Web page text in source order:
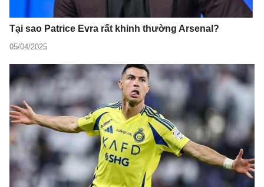
Tại sao Patrice Evra rất khinh thường Arsenal?
05/04/2025